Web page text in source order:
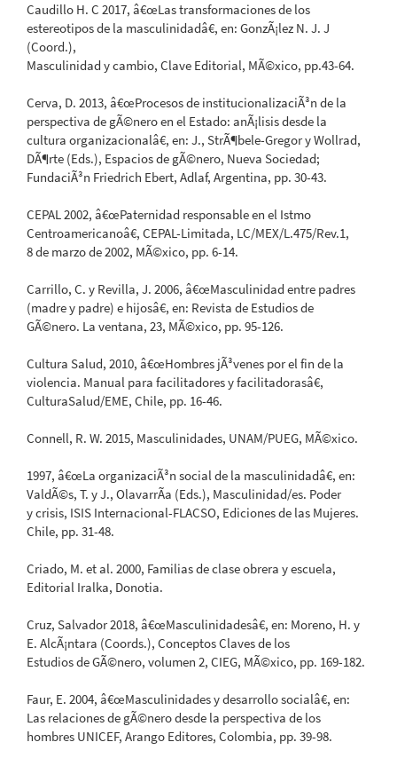
Caudillo H. C 2017, â€œLas transformaciones de los
estereotipos de la masculinidadâ€, en: GonzÃ¡lez N. J. J
(Coord.),
Masculinidad y cambio, Clave Editorial, MÃ©xico, pp.43-64.
Cerva, D. 2013, â€œProcesos de institucionalizaciÃ³n de la
perspectiva de gÃ©nero en el Estado: anÃ¡lisis desde la
cultura organizacionalâ€, en: J., StrÃ¶bele-Gregor y Wollrad,
DÃ¶rte (Eds.), Espacios de gÃ©nero, Nueva Sociedad;
FundaciÃ³n Friedrich Ebert, Adlaf, Argentina, pp. 30-43.
CEPAL 2002, â€œPaternidad responsable en el Istmo
Centroamericanoâ€, CEPAL-Limitada, LC/MEX/L.475/Rev.1,
8 de marzo de 2002, MÃ©xico, pp. 6-14.
Carrillo, C. y Revilla, J. 2006, â€œMasculinidad entre padres
(madre y padre) e hijosâ€, en: Revista de Estudios de
GÃ©nero. La ventana, 23, MÃ©xico, pp. 95-126.
Cultura Salud, 2010, â€œHombres jÃ³venes por el fin de la
violencia. Manual para facilitadores y facilitadorasâ€,
CulturaSalud/EME, Chile, pp. 16-46.
Connell, R. W. 2015, Masculinidades, UNAM/PUEG, MÃ©xico.
1997, â€œLa organizaciÃ³n social de la masculinidadâ€, en:
ValdÃ©s, T. y J., OlavarrÃ­a (Eds.), Masculinidad/es. Poder
y crisis, ISIS Internacional-FLACSO, Ediciones de las Mujeres.
Chile, pp. 31-48.
Criado, M. et al. 2000, Familias de clase obrera y escuela,
Editorial Iralka, Donotia.
Cruz, Salvador 2018, â€œMasculinidadesâ€, en: Moreno, H. y
E. AlcÃ¡ntara (Coords.), Conceptos Claves de los
Estudios de GÃ©nero, volumen 2, CIEG, MÃ©xico, pp. 169-182.
Faur, E. 2004, â€œMasculinidades y desarrollo socialâ€, en:
Las relaciones de gÃ©nero desde la perspectiva de los
hombres UNICEF, Arango Editores, Colombia, pp. 39-98.